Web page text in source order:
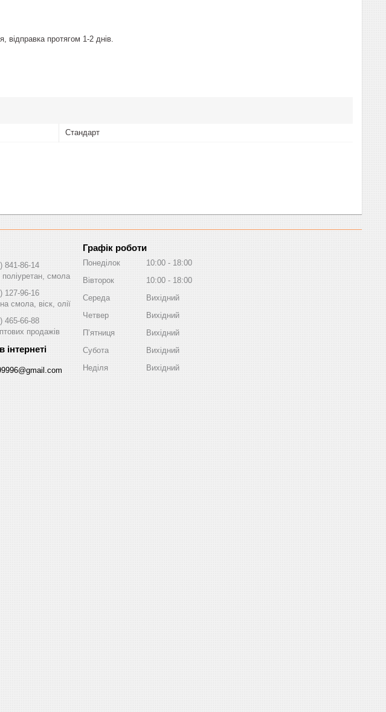
відправка протягом 1-2 днів.
Стандарт
841-86-14
поліуретан, смола
127-96-16
смола, віск, олії
465-66-88
продажів
Графік роботи
Понеділок 10:00
18:00
Вівторок
10:00
18:00
Середа
Вихідний
Четвер
Вихідний
Пʼятниця
Вихідний
Субота
Вихідний
Неділя
Вихідний